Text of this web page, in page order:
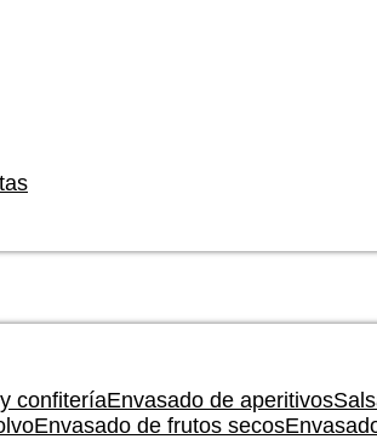
confiteríaEnvasado de aperitivos
Envasado de frutos secos